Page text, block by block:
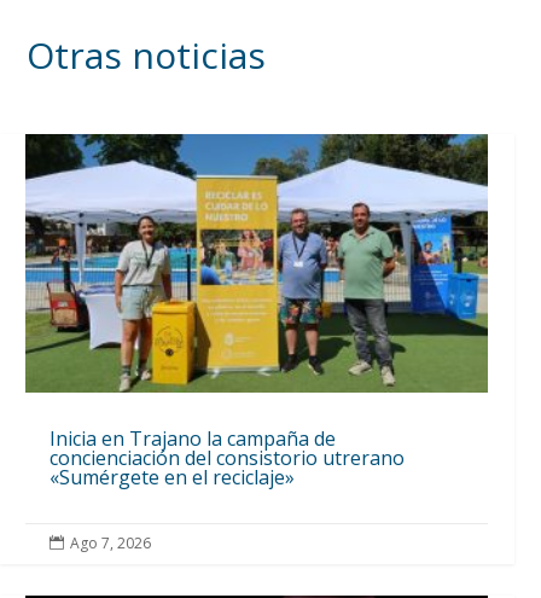
Otras noticias
Inicia en Trajano la campaña de
concienciación del consistorio utrerano
«Sumérgete en el reciclaje»
 Ago 7, 2026